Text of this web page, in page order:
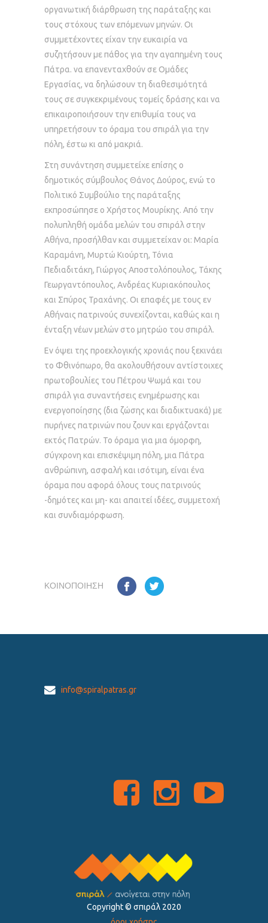
οργανωτική διάρθρωση της παράταξης και
τους στόχους των επόμενων μηνών. Οι
συμμετέχοντες είχαν την ευκαιρία να
συζητήσουν με πάθος για την αγαπημένη τους
Πάτρα. να επανενταχθούν σε Ομάδες
Εργασίας, να δηλώσουν τη διαθεσιμότητά
τους σε συγκεκριμένους τομείς δράσης και να
επικαιροποιήσουν την επιθυμία τους να
υπηρετήσουν το όραμα του σπιράλ για την
πόλη, έστω κι από μακριά.
Στη συνάντηση συμμετείχε επίσης ο
δημοτικός σύμβουλος Θάνος Δούρος, ενώ το
Πολιτικό Συμβούλιο της παράταξης
εκπροσώπησε ο Χρήστος Μουρίκης. Από την
πολυπληθή ομάδα μελών του σπιράλ στην
Αθήνα, προσήλθαν και συμμετείχαν οι: Μαρία
Καραμάνη, Μυρτώ Κιούρτη, Τόνια
Πεδιαδιτάκη, Γιώργος Αποστολόπουλος, Τάκης
Γεωργαντόπουλος, Ανδρέας Κυριακόπουλος
και Σπύρος Τραχάνης. Οι επαφές με τους εν
Αθήναις πατρινούς συνεχίζονται, καθώς και η
ένταξη νέων μελών στο μητρώο του σπιράλ.
Εν όψει της προεκλογικής χρονιάς που ξεκινάει
το Φθινόπωρο, θα ακολουθήσουν αντίστοιχες
πρωτοβουλίες του Πέτρου Ψωμά και του
σπιράλ για συναντήσεις ενημέρωσης και
ενεργοποίησης (δια ζώσης και διαδικτυακά) με
πυρήνες πατρινών που ζουν και εργάζονται
εκτός Πατρών. Το όραμα για μια όμορφη,
σύγχρονη και επισκέψιμη πόλη, μια Πάτρα
ανθρώπινη, ασφαλή και ισότιμη, είναι ένα
όραμα που αφορά όλους τους πατρινούς
-δημότες και μη- και απαιτεί ιδέες, συμμετοχή
και συνδιαμόρφωση.
ΚΟΙΝΟΠΟΊΗΣΗ
info@spiralpatras.gr
Copyright ©️ σπιράλ 2020